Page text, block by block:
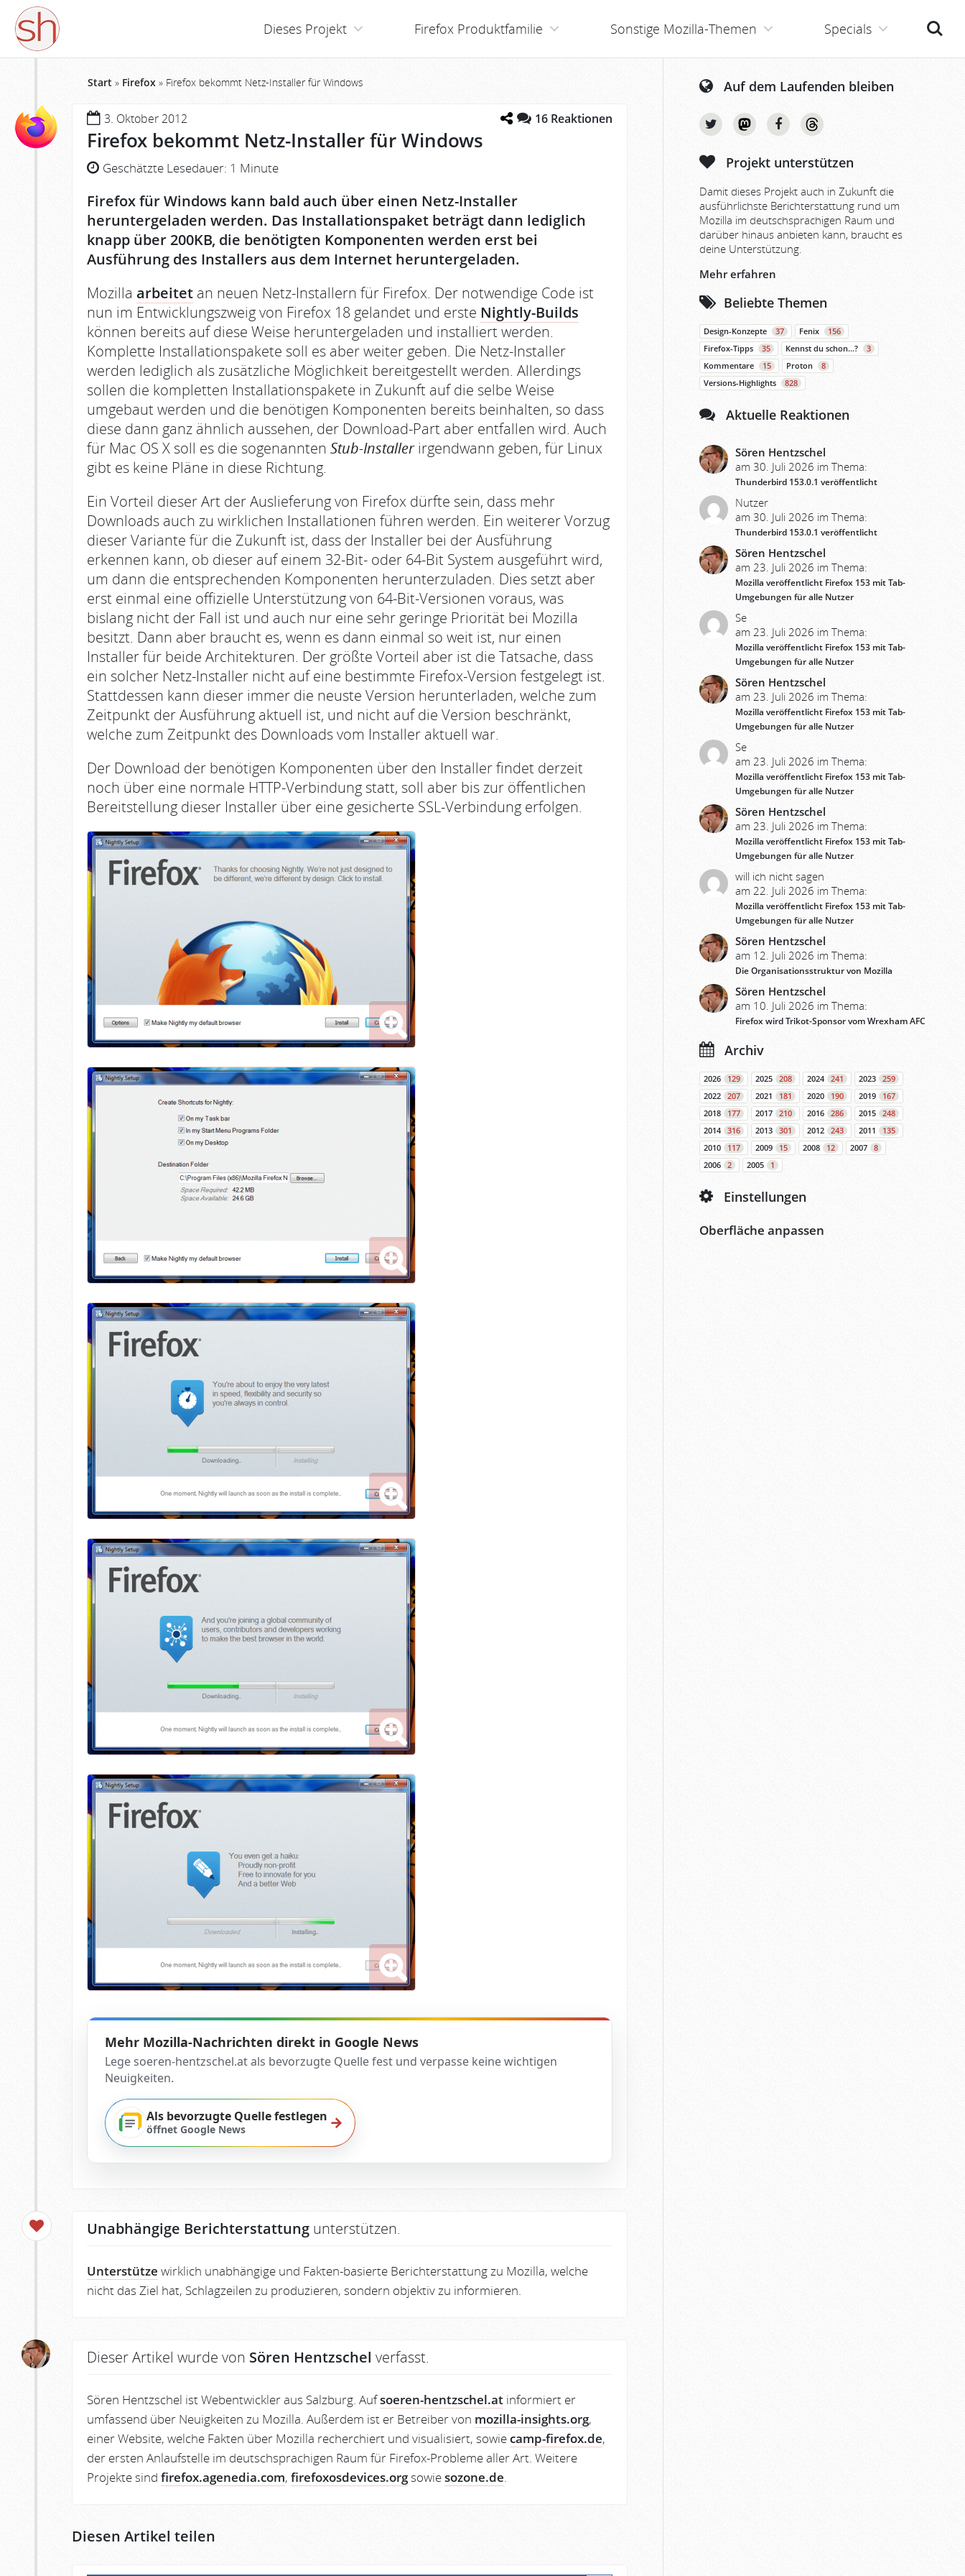
Dieses Projekt Firefox Produktfamilie Sonstige Mozilla-Themen Specials Suche
Start » Firefox » Firefox bekommt Netz-Installer für Windows
3. Oktober 2012 16 Reaktionen
Firefox bekommt Netz-Installer für Windows
Geschätzte Lesedauer: 1 Minute
Firefox für Windows kann bald auch über einen Netz-Installer
heruntergeladen werden. Das Installationspaket beträgt dann lediglich
knapp über 200KB, die benötigten Komponenten werden erst bei
Ausführung des Installers aus dem Internet heruntergeladen.
Mozilla arbeitet an neuen Netz-Installern für Firefox. Der notwendige Code ist
nun im Entwicklungszweig von Firefox 18 gelandet und erste Nightly-Builds
können bereits auf diese Weise heruntergeladen und installiert werden.
Komplette Installationspakete soll es aber weiter geben. Die Netz-Installer
werden lediglich als zusätzliche Möglichkeit bereitgestellt werden. Allerdings
sollen die kompletten Installationspakete in Zukunft auf die selbe Weise
umgebaut werden und die benötigen Komponenten bereits beinhalten, so dass
diese dann ganz ähnlich aussehen, der Download-Part aber entfallen wird. Auch
für Mac OS X soll es die sogenannten Stub-Installerirgendwann geben, für Linux
gibt es keine Pläne in diese Richtung.
Ein Vorteil dieser Art der Auslieferung von Firefox dürfte sein, dass mehr
Downloads auch zu wirklichen Installationen führen werden. Ein weiterer Vorzug
dieser Variante für die Zukunft ist, dass der Installer bei der Ausführung
erkennen kann, ob dieser auf einem 32-Bit- oder 64-Bit System ausgeführt wird,
um dann die entsprechenden Komponenten herunterzuladen. Dies setzt aber
erst einmal eine offizielle Unterstützung von 64-Bit-Versionen voraus, was
bislang nicht der Fall ist und auch nur eine sehr geringe Priorität bei Mozilla
besitzt. Dann aber braucht es, wenn es dann einmal so weit ist, nur einen
Installer für beide Architekturen. Der größte Vorteil aber ist die Tatsache, dass
ein solcher Netz-Installer nicht auf eine bestimmte Firefox-Version festgelegt ist.
Stattdessen kann dieser immer die neuste Version herunterladen, welche zum
Zeitpunkt der Ausführung aktuell ist, und nicht auf die Version beschränkt,
welche zum Zeitpunkt des Downloads vom Installer aktuell war.
Der Download der benötigen Komponenten über den Installer findet derzeit
noch über eine normale HTTP-Verbindung statt, soll aber bis zur öffentlichen
Bereitstellung dieser Installer über eine gesicherte SSL-Verbindung erfolgen.
Mehr Mozilla-Nachrichten direkt in Google News
Lege soeren-hentzschel.at als bevorzugte Quelle fest und verpasse keine wichtigen
Neuigkeiten.
Als bevorzugte Quelle festlegen
öffnet Google News →
Unabhängige Berichterstattung unterstützen.
Unterstütze wirklich unabhängige und Fakten-basierte Berichterstattung zu Mozilla, welche
nicht das Ziel hat, Schlagzeilen zu produzieren, sondern objektiv zu informieren.
Dieser Artikel wurde von Sören Hentzschel verfasst.
Sören Hentzschel ist Webentwickler aus Salzburg. Aufsoeren-hentzschel.at informiert er
umfassend über Neuigkeiten zu Mozilla. Außerdem ist er Betreiber von mozilla-insights.org,
einer Website, welche Fakten über Mozilla recherchiert und visualisiert, sowiecamp-firefox.de,
der ersten Anlaufstelle im deutschsprachigen Raum für Firefox-Probleme aller Art. Weitere
Projekte sind firefox.agenedia.com, firefoxosdevices.orgsowiesozone.de
Diesen Artikel teilen
Auf dem Laufenden bleiben
Projekt unterstützen
Damit dieses Projekt auch in Zukunft die
ausführlichste Berichterstattung rund um
Mozilla im deutschsprachigen Raum und
darüber hinaus anbieten kann, braucht es
deine Unterstützung.
Mehr erfahren
Beliebte Themen
Design-Konzepte 37 Fenix
156
Firefox-Tipps
35 Kennst du schon…?
3
Kommentare
15 Proton
8
Versions-Highlights
828
Aktuelle Reaktionen
Sören Hentzschel
am 30. Juli 2026 im Thema:
Thunderbird 153.0.1 veröffentlicht
Nutzer
am 30. Juli 2026 im Thema:
Thunderbird 153.0.1 veröffentlicht
Sören Hentzschel
am 23. Juli 2026 im Thema:
Mozilla veröffentlicht Firefox 153 mit Tab-
Umgebungen für alle Nutzer
Se
am 23. Juli 2026 im Thema:
Mozilla veröffentlicht Firefox 153 mit Tab-
Umgebungen für alle Nutzer
Sören Hentzschel
am 23. Juli 2026 im Thema:
Mozilla veröffentlicht Firefox 153 mit Tab-
Umgebungen für alle Nutzer
Se
am 23. Juli 2026 im Thema:
Mozilla veröffentlicht Firefox 153 mit Tab-
Umgebungen für alle Nutzer
Sören Hentzschel
am 23. Juli 2026 im Thema:
Mozilla veröffentlicht Firefox 153 mit Tab-
Umgebungen für alle Nutzer
will ich nicht sagen
am 22. Juli 2026 im Thema:
Mozilla veröffentlicht Firefox 153 mit Tab-
Umgebungen für alle Nutzer
Sören Hentzschel
am 12. Juli 2026 im Thema:
Die Organisationsstruktur von Mozilla
Sören Hentzschel
am 10. Juli 2026 im Thema:
Firefox wird Trikot-Sponsor vom Wrexham AFC
Archiv
2026 129 2025 208 2024 241 2023
259
2022
207 2021 181 2020 190 2019
167
2018
177 2017 210 2016 286 2015
248
2014
316 2013 301 2012 243 2011
135
2010
117 2009 15 2008 12 2007
8
2006
2 2005 1
Einstellungen
Oberfläche anpassen